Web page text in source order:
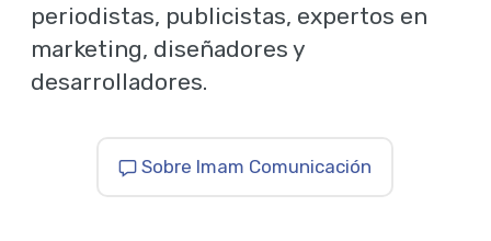
periodistas, publicistas, expertos en
marketing, diseñadores y
desarrolladores.
Sobre Imam Comunicación